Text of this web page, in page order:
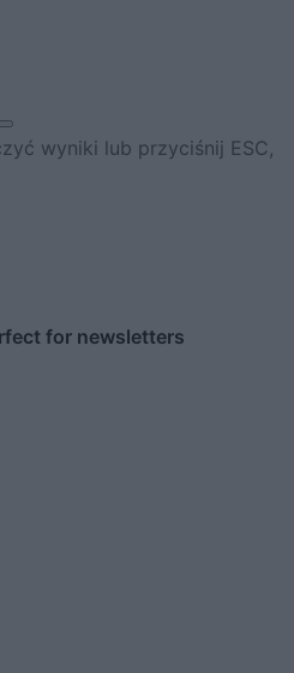
wyniki lub przyciśnij ESC,
for newsletters